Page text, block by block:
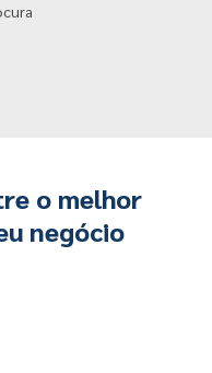
o melhor
negócio